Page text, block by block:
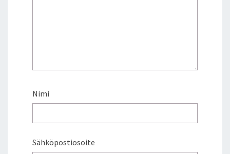
Nimi
Sähköpostiosoite